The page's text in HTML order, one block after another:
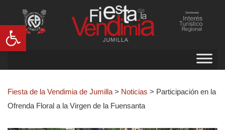
Abrir barra de herramientas
Fiesta de la Vendimia de Jumilla > Noticias > Participación en la
Ofrenda Floral a la Virgen de la Fuensanta